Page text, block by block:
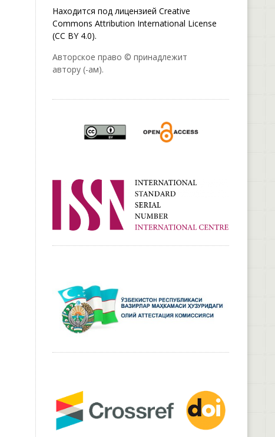
Находится под лицензией Creative
Commons Attribution International License
(CC BY 4.0).
Авторское право © принадлежит
автору (-ам).